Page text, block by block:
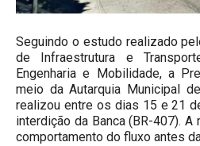
Seguindo o estudo realizado
de Infraestrutura e
Engenharia e Mobilidade, a
meio da Autarquia Municipal
realizou entre os dias 15 e 21
interdição da Banca (BR-407).
comportamento do fluxo antes